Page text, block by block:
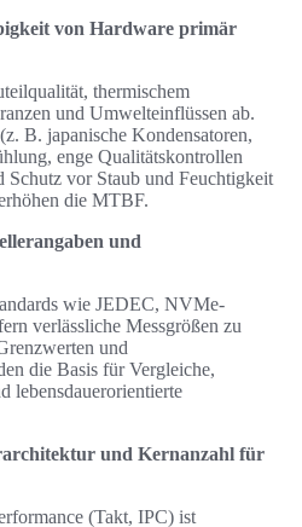
von Hardware primär
thermischem
und Umwelteinflüssen ab.
B. japanische Kondensatoren,
enge Qualitätskontrollen
Schutz vor Staub und Feuchtigkeit
die MTBF.
und
wie JEDEC, NVMe-
verlässliche Messgrößen zu
und
die Basis für Vergleiche,
lebensdauerorientierte
und Kernanzahl für
(Takt, IPC) ist